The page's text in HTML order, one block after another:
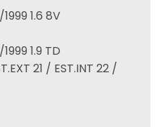
1.6 8V
1.9 TD
21 / EST.INT 22 /